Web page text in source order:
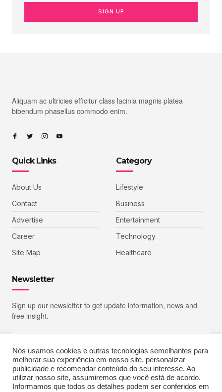
SIGN UP
Aliquam ac ultricies efficitur class lacinia magnis platea
bibendum phasellus commodo enim.
Quick Links
About Us
Contact
Advertise
Career
Site Map
Category
Lifestyle
Business
Entertainment
Technology
Healthcare
Newsletter
Sign up our newsletter to get update information, news and
free insight.
SIGN UP
Nós usamos cookies e outras tecnologias semelhantes para
melhorar sua experiência em nosso site, personalizar
publicidade e recomendar conteúdo do seu interesse. Ao
utilizar nosso site, assumiremos que você está de acordo.
Informamos que todos os detalhes podem ser conferidos em